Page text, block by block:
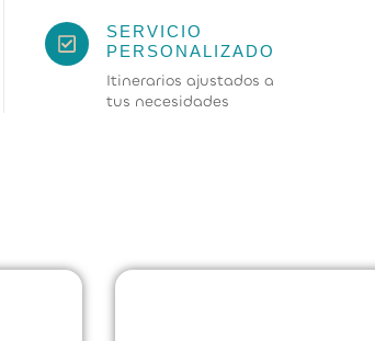
SERVICIO
PERSONALIZADO
Itinerarios ajustados a
tus necesidades